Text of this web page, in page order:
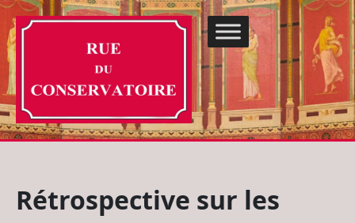
Rétrospective sur les